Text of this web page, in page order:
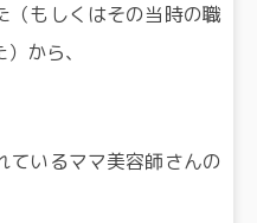
（もしくはその当時の職
から、
ているママ美容師さんの